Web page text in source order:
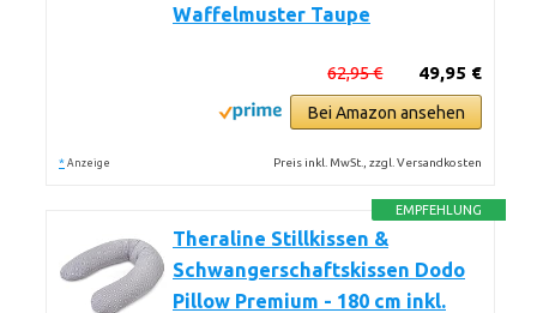
Waffelmuster Taupe
49,95 €
62,95 €
Bei Amazon ansehen
* Anzeige Preis inkl. MwSt., zzgl. Versandkosten
EMPFEHLUNG
Theraline Stillkissen &
Schwangerschaftskissen Dodo
Pillow Premium - 180 cm inkl.